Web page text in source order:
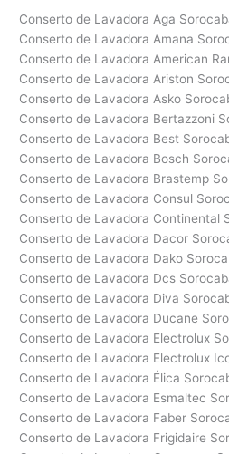
Conserto de Lavadora Aga
Conserto de Lavadora Amana
Conserto de Lavadora American
Conserto de Lavadora Ariston
Conserto de Lavadora Asko
Conserto de Lavadora Bertazzoni
Conserto de Lavadora Best
Conserto de Lavadora Bosch
Conserto de Lavadora Brastemp
Conserto de Lavadora Consul
Conserto de Lavadora Continental
Conserto de Lavadora Dacor
Conserto de Lavadora Dako
Conserto de Lavadora Dcs
Conserto de Lavadora Diva
Conserto de Lavadora Ducane
Conserto de Lavadora Electrolux
Conserto de Lavadora Electrolux
Conserto de Lavadora Élica
Conserto de Lavadora Esmaltec
Conserto de Lavadora Faber
Conserto de Lavadora Frigidaire